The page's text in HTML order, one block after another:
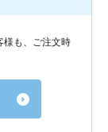
様も、ご注文時